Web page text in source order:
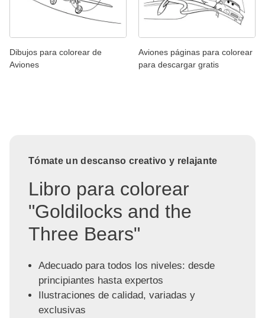
Dibujos para colorear de
Aviones
Aviones páginas para colorear
para descargar gratis
Tómate un descanso creativo y relajante
Libro para colorear
"Goldilocks and the
Three Bears"
Adecuado para todos los niveles: desde
principiantes hasta expertos
Ilustraciones de calidad, variadas y
exclusivas